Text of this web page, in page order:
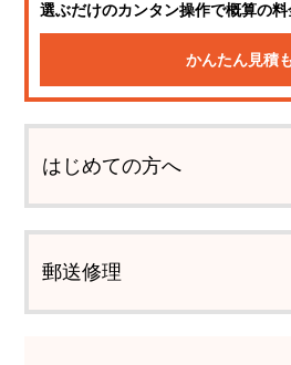
選ぶだけのカンタン操作で概算の料
かんたん見積
はじめての方へ
郵送修理